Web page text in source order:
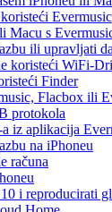
Evermusic
Macu s
ili upravljati
koristeći WiFi-
Finder
Flacbox ili
protokola
iz aplikacija
na iPhoneu
računa
i reproducirati